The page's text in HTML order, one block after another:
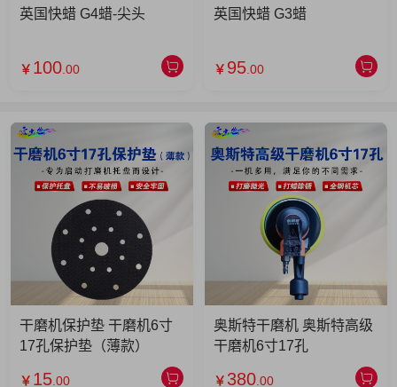
英国快蜡 G4蜡-尖头
￥ 100 .00
英国快蜡 G3蜡
￥ 95 .00
干磨机保护垫 干磨机6寸
17孔保护垫（薄款）
￥ 15 .00
奥斯特干磨机 奥斯特高级
干磨机6寸17孔
￥ 380 .00